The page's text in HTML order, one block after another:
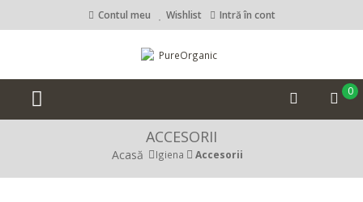
Contul meu Wishlist Intră în cont
0
ACCESORII
Acasă Igiena Accesorii